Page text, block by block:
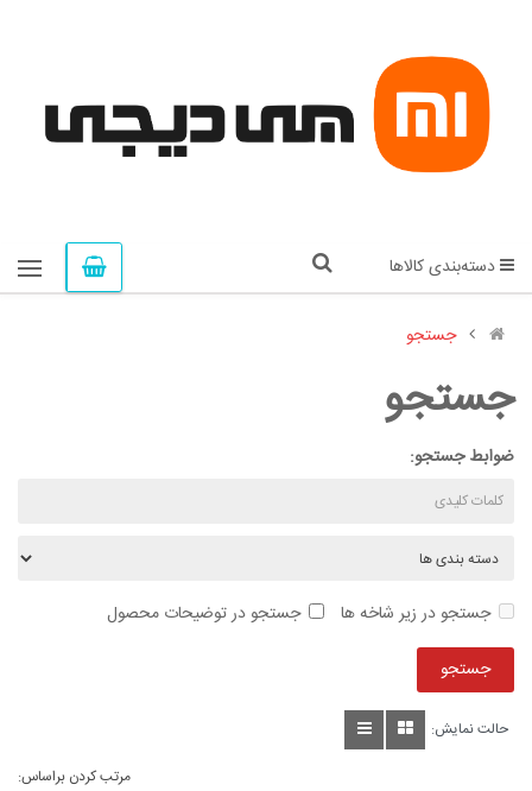
دسته‌بندی کالاها
جستجو
جستجو
ضوابط جستجو:
جستجو در زیر شاخه ها جستجو در توضیحات محصول
حالت نمایش:
مرتب کردن براساس: